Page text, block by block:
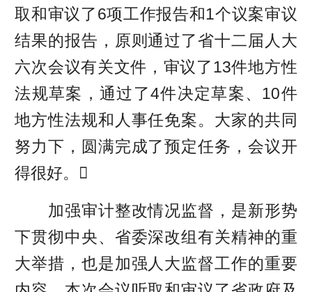
取和审议了6项工作报告和1个议案审议
结果的报告，原则通过了省十二届人大
六次会议有关文件，审议了13件地方性
法规草案，通过了4件决定草案、10件
地方性法规和人事任免案。大家的共同
努力下，圆满完成了预定任务，会议开
得很好。
加强审计整改情况监督，是新形势
下贯彻中央、省委深改组有关精神的重
大举措，也是加强人大监督工作的重要